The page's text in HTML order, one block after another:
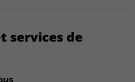
services de